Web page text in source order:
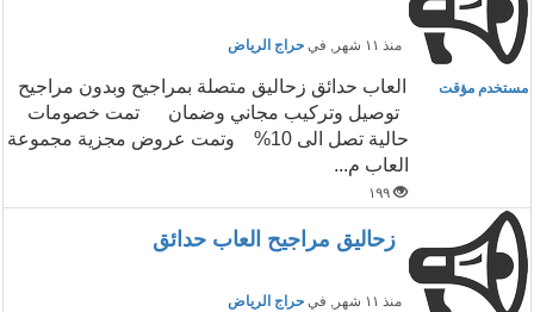
منذ ١١ شهر , في حراج الرياض
مستخدم مؤقت
العاب حدائق زحاليق متصلة بمراجيح وبدون مراجيح
توصيل وتركيب مجاني وضمان تمت خصومات
حالية تصل الى 10% وتمت عروض مجزية مجموعة
العاب م...
١٩٩
زحاليق مراجيح العاب حدائق
منذ ١١ شهر , في حراج الرياض